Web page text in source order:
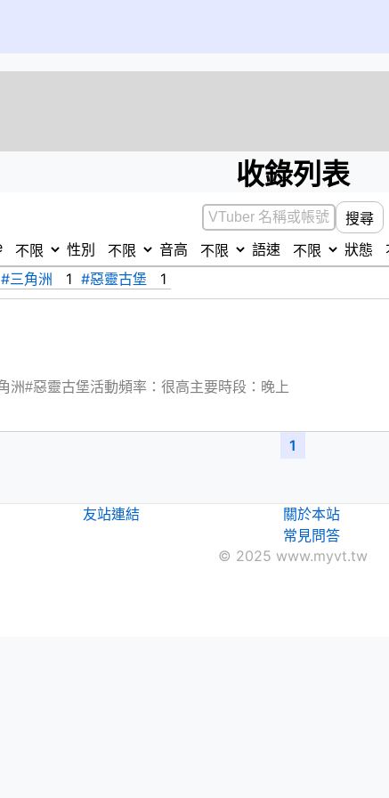
收錄列表
搜尋
性別 音高 語速 狀態
#三角洲 1 #惡靈古堡 1
洲#惡靈古堡活動頻率：很高主要時段：晚上
1
友站連結
關於本站
常見問答
© 2025 www.myvt.tw